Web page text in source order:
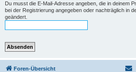
Du musst die E-Mail-Adresse angeben, die in deinem
bei der Registrierung angegeben oder nachträglich in
geändert.
Foren-Übersicht